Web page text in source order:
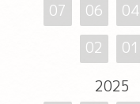
07
06 04
02
01
2025